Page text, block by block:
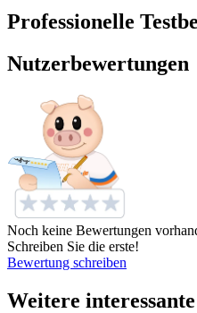
Professionelle
Nutzerbewertungen
Noch keine Bewertungen
Schreiben Sie die erste!
Bewertung schreiben
Weitere